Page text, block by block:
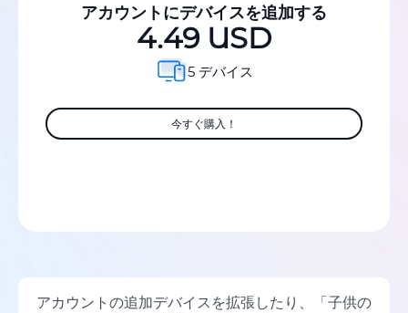
アカウントにデバイスを追加する
4.49 USD
5 デバイス
今すぐ購入！
アカウントの追加デバイスを拡張したり、「子供の